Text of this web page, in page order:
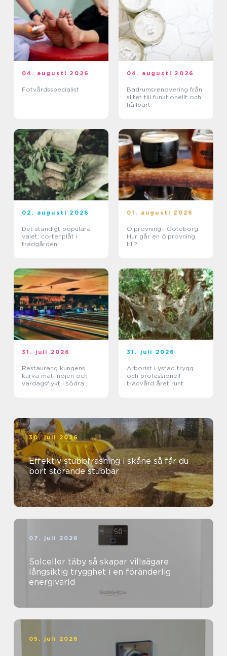
04. augusti 2026
Fotvårdsspecialist
04. augusti 2026
Badrumsrenovering från
slitet till funktionellt och
hållbart
02. augusti 2026
Det ständigt populära
valet: cortenplåt i
trädgården
01. augusti 2026
Ölprovning i Göteborg:
Hur går en ölprovning
till?
31. juli 2026
Restaurang kungens
kurva mat, nöjen och
vardagsflykt i södra
31. juli 2026
Arborist i ystad trygg
och professionell
trädvård året runt
30. juli 2026
Effektiv stubbfräsning i skåne så får du
bort störande stubbar
07. juli 2026
Solceller täby så skapar villaägare
långsiktig trygghet i en föränderlig
energivärld
05. juli 2026